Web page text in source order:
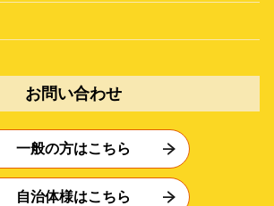
お問い合わせ
一般の方はこちら
自治体様はこちら